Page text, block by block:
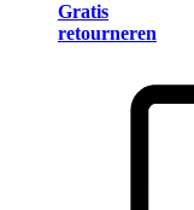
Gratis
retourneren